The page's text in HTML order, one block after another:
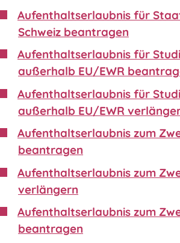
Aufenthaltserlaubnis für
Schweiz beantragen
Aufenthaltserlaubnis für
außerhalb EU/EWR
Aufenthaltserlaubnis für
außerhalb EU/EWR
Aufenthaltserlaubnis zum
beantragen
Aufenthaltserlaubnis zum
verlängern
Aufenthaltserlaubnis zum
beantragen